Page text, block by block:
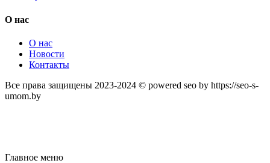
О нас
О нас
Новости
Контакты
Все права защищены 2023-2024 © powered seo by https://seo-s-
umom.by
Главное меню